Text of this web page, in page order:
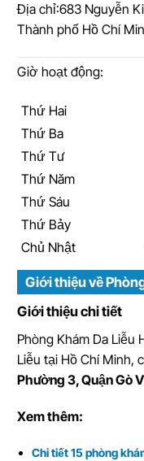
Địa chỉ:683 Nguyễn
Thành phố Hồ Chí
Giờ hoạt động:
Thứ Hai
Thứ Ba
Thứ Tư
Thứ Năm
Thứ Sáu
Thứ Bảy
Chủ Nhật
Giới thiệu về
Giới thiệu chi tiết
Phòng Khám Da Liễu
Liễu tại Hồ Chí Minh,
Phường 3, Quận Gò
Xem thêm:
Chi tiết 15 phòng